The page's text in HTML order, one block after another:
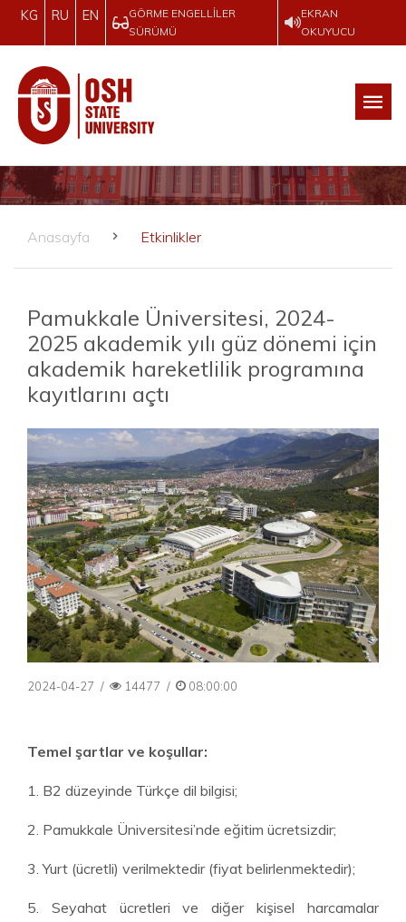
KG RU EN
GÖRME ENGELLILER
SÜRÜMÜ
EKRAN
OKUYUCU
Anasayfa Etkinlikler
Pamukkale Üniversitesi, 2024-
2025 akademik yılı güz dönemi için
akademik hareketlilik programına
kayıtlarını açtı
2024-04-27 / 14477 / 08:00:00
Temel şartlar ve koşullar:
1. B2 düzeyinde Türkçe dil bilgisi;
2. Pamukkale Üniversitesi’nde eğitim ücretsizdir;
3. Yurt (ücretli) verilmektedir (fiyat belirlenmektedir);
5. Seyahat ücretleri ve diğer kişisel harcamalar